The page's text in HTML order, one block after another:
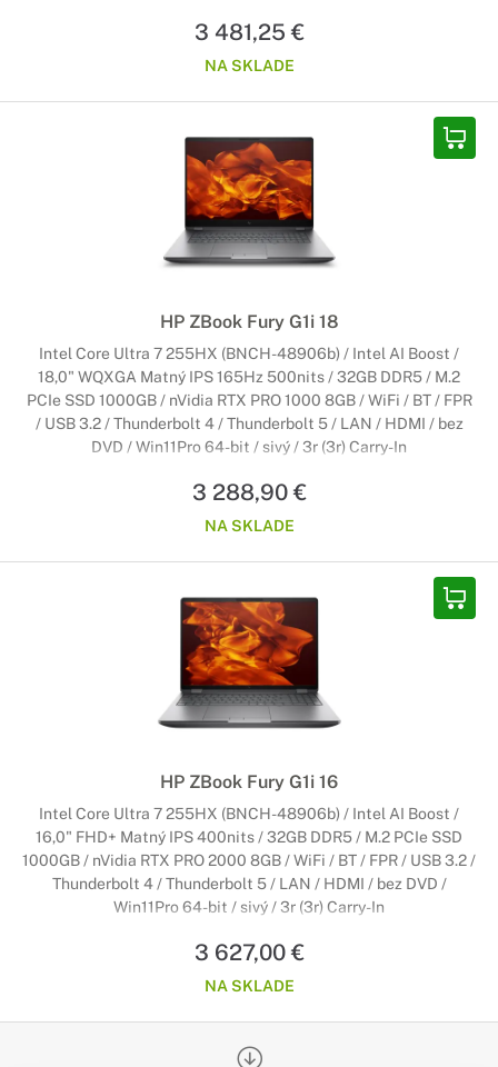
3 481,25 €
NA SKLADE
HP ZBook Fury G1i 18
Intel Core Ultra 7 255HX (BNCH-48906b) / Intel AI Boost /
18,0" WQXGA Matný IPS 165Hz 500nits / 32GB DDR5 / M.2
PCIe SSD 1000GB / nVidia RTX PRO 1000 8GB / WiFi / BT / FPR
/ USB 3.2 / Thunderbolt 4 / Thunderbolt 5 / LAN / HDMI / bez
DVD / Win11Pro 64-bit / sivý / 3r (3r) Carry-In
3 288,90 €
NA SKLADE
HP ZBook Fury G1i 16
Intel Core Ultra 7 255HX (BNCH-48906b) / Intel AI Boost /
16,0" FHD+ Matný IPS 400nits / 32GB DDR5 / M.2 PCIe SSD
1000GB / nVidia RTX PRO 2000 8GB / WiFi / BT / FPR / USB 3.2 /
Thunderbolt 4 / Thunderbolt 5 / LAN / HDMI / bez DVD /
Win11Pro 64-bit / sivý / 3r (3r) Carry-In
3 627,00 €
NA SKLADE